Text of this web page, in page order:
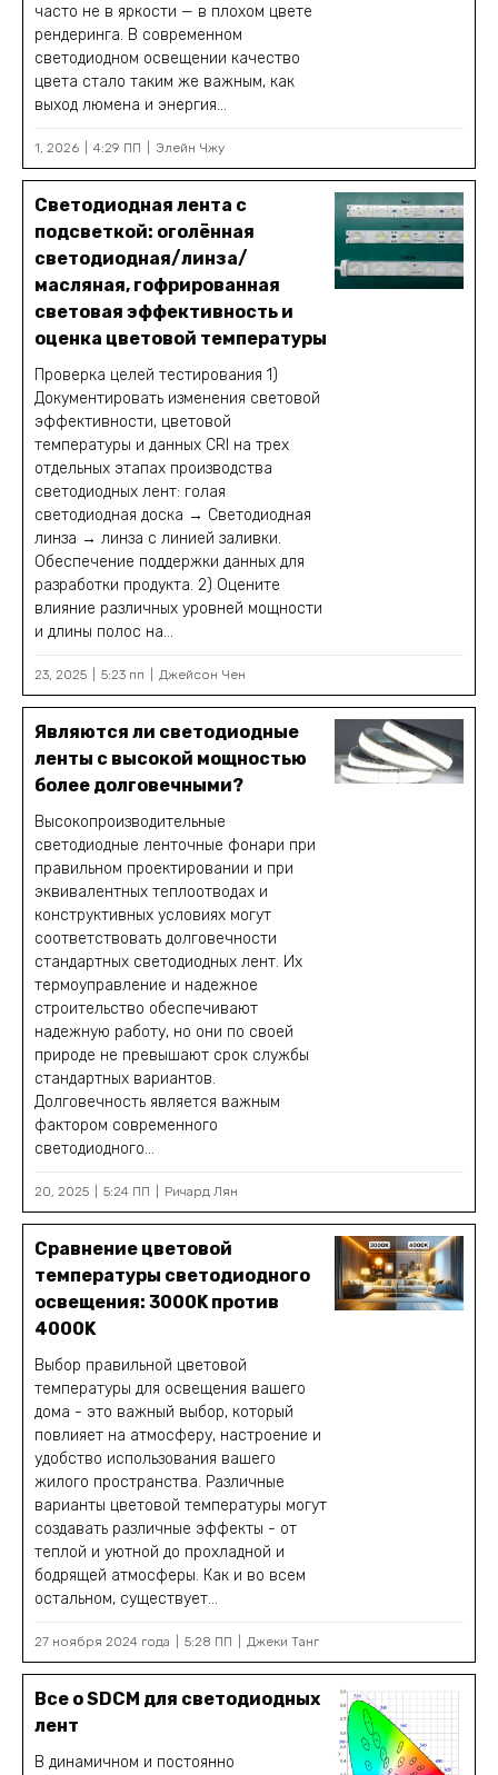
часто не в яркости — в плохом цвете
рендеринга. В современном
светодиодном освещении качество
цвета стало таким же важным, как
выход люмена и энергия...
1, 2026 4:29 ПП Элейн Чжу
Светодиодная лента с
подсветкой: оголённая
светодиодная/линза/
масляная, гофрированная
световая эффективность и
оценка цветовой температуры
Проверка целей тестирования 1)
Документировать изменения световой
эффективности, цветовой
температуры и данных CRI на трех
отдельных этапах производства
светодиодных лент: голая
светодиодная доска → Светодиодная
линза → линза с линией заливки.
Обеспечение поддержки данных для
разработки продукта. 2) Оцените
влияние различных уровней мощности
и длины полос на...
23, 2025 5:23 пп Джейсон Чен
Являются ли светодиодные
ленты с высокой мощностью
более долговечными?
Высокопроизводительные
светодиодные ленточные фонари при
правильном проектировании и при
эквивалентных теплоотводах и
конструктивных условиях могут
соответствовать долговечности
стандартных светодиодных лент. Их
термоуправление и надежное
строительство обеспечивают
надежную работу, но они по своей
природе не превышают срок службы
стандартных вариантов.
Долговечность является важным
фактором современного
светодиодного...
20, 2025 5:24 ПП Ричард Лян
Сравнение цветовой
температуры светодиодного
освещения: 3000K против
4000K
Выбор правильной цветовой
температуры для освещения вашего
дома - это важный выбор, который
повлияет на атмосферу, настроение и
удобство использования вашего
жилого пространства. Различные
варианты цветовой температуры могут
создавать различные эффекты - от
теплой и уютной до прохладной и
бодрящей атмосферы. Как и во всем
остальном, существует...
27 ноября 2024 года 5:28 ПП Джеки Танг
Все о SDCM для светодиодных
лент
В динамичном и постоянно